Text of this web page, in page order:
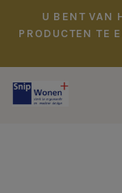
U BENT VAN
PRODUCTEN TE